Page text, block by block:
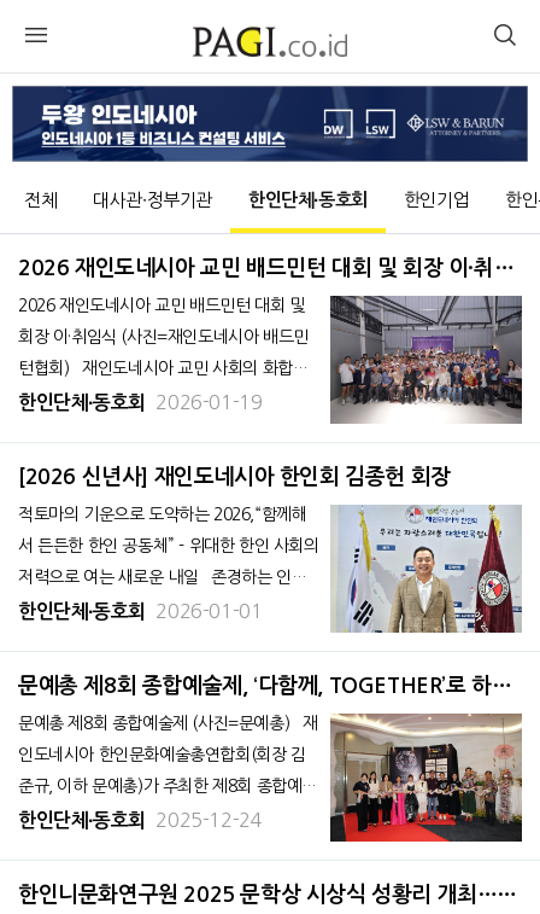
전체 대사관∙정부기관 한인단체∙동호회 한인기업 한
2026 재인도네시아 교민 배드민턴 대회 및 회장 이·취임
식 성료
2026 재인도네시아 교민 배드민턴 대회 및
회장 이·취임식 (사진=재인도네시아 배드민
턴협회) 재인도네시아 교민 사회의 화합과
건강한 교류를 도모하는 「2026 재인도네시
지난 1월 16일, 땅그랑 슬라탄에 위치한 No
한인단체∙동호회 2026-01-19
[2026 신년사] 재인도네시아 한인회 김종헌 회장
적토마의 기운으로 도약하는 2026,“함께해
서 든든한 한인 공동체” - 위대한 한인 사회의
저력으로 여는 새로운 내일 존경하는 인도
네시아 한인 동포 여러분, 희망찬 2026년 새
양 아래 인도네시아 방방곡곡 삶의 현장에서
한인단체∙동호회 2026-01-01
문예총 제8회 종합예술제, ‘다함께, TOGETHER’로 하나
된 예술의 장 펼쳐
문예총 제8회 종합예술제 (사진=문예총) 재
인도네시아 한인문화예술총연합회(회장 김
준규, 이하 문예총)가 주최한 제8회 종합예술
제가 지난 12월 6일 오후 2시, 자카르타 롯데
다. 이번 행사는 주인도네시아 대한민국 대
한인단체∙동호회 2025-12-24
한인니문화연구원 2025 문학상 시상식 성황리 개최…